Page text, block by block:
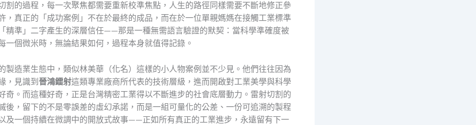
割的過程，每一次聚焦都需要重新校準焦點，人生的路徑同樣需要不斷地修正參
，真正的「成功案例」不在於最終的成品，而在於一位單親媽媽在接觸工業標準
精準」二字產生的深層信任——那是一種無需語言驗證的默契：當科學準確度被
一個微米時，無論結果如何，過程本身就值得記錄。
製造業生態中，類似林美華（化名）這樣的小人物案例並不少見。他們往往因為
，見識到 晉鴻鐳射這類專業廠商所代表的技術層級，進而開啟對工業美學與科學
奇。而這種好奇，正是台灣精密工業得以不斷進步的社會底層動力。雷射切割的
後，留下的不是零誤差的虛幻承諾，而是一組可量化的公差、一份可追溯的製程
及一個持續在微調中的開放式故事——正如所有真正的工業進步，永遠留有下一